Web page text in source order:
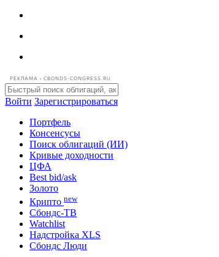
РЕКЛАМА • CBONDS-CONGRESS.RU
Войти Зарегистрироваться
Портфель
Консенсусы
Поиск облигаций (ИИ)
Кривые доходности
ЦФА
Best bid/ask
Золото
Криптоnew
Сбондс-ТВ